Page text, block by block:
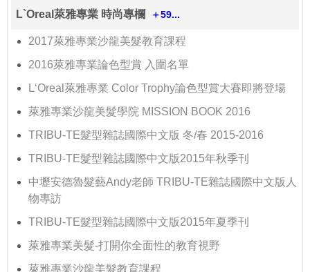
L`Oreal萊雅專業 時尚專欄 ＋59...
2017萊雅專業沙龍美髮教育課程
2016萊雅專業論色型賞 入圍名單
L‘Oreal萊雅專業 Color Trophy論色型賞大賽即將登場
萊雅專業沙龍美髮學院 MISSION BOOK 2016
TRIBU-TE髮型雜誌國際中文版 冬/春 2015-2016
TRIBU-TE髮型雜誌國際中文版2015年秋季刊
中壢安德魯髮藝Andy老師 TRIBU-TE雜誌國際中文版人
物專訪
TRIBU-TE髮型雜誌國際中文版2015年夏季刊
萊雅專業美髮-打開你全面性的教育視野
萊雅專業沙龍美髮教育課程